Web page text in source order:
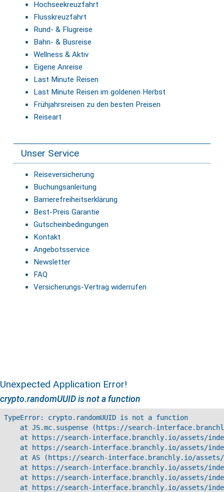
Hochseekreuzfahrt
Flusskreuzfahrt
Rund- & Flugreise
Bahn- & Busreise
Wellness & Aktiv
Eigene Anreise
Last Minute Reisen
Last Minute Reisen im goldenen Herbst
Frühjahrsreisen zu den besten Preisen
Reiseart
Unser Service
Reiseversicherung
Buchungsanleitung
Barrierefreiheitserklärung
Best-Preis Garantie
Gutscheinbedingungen
Kontakt
Angebotsservice
Newsletter
FAQ
Versicherungs-Vertrag widerrufen
Unexpected Application Error!
crypto.randomUUID is not a function
TypeError: crypto.randomUUID is not a function
at JS.mc.suspense (https://search-
at https://search-interface.branchly.io/assets/
at https://search-interface.branchly.io/assets/
at AS (https://search-interface.branchly.io/
at https://search-interface.branchly.io/assets/
at https://search-interface.branchly.io/assets/
at https://search-interface.branchly.io/assets/